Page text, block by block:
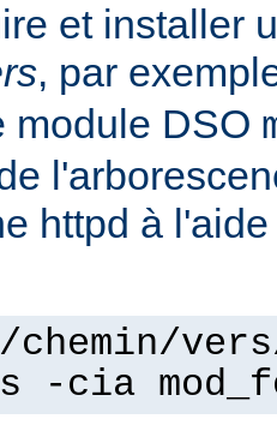
et installer
, par
module DSO
httpd à
-cia